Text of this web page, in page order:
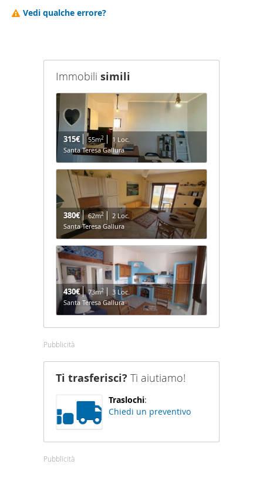
Vedi qualche errore?
Immobili simili
315€ 55m2
1 Loc.
Santa Teresa Gallura
380€ 62m2
2 Loc.
Santa Teresa Gallura
430€ 73m2
3 Loc.
Santa Teresa Gallura
Pubblicità
Ti trasferisci? Ti aiutiamo!
Traslochi:
Chiedi un preventivo
Pubblicità